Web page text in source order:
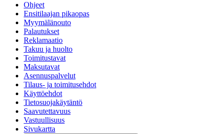
Ohjeet
Ensitilaajan pikaopas
Myymälänouto
Palautukset
Reklamaatio
Takuu ja huolto
Toimitustavat
Maksutavat
Asennuspalvelut
Tilaus- ja toimitusehdot
Käyttöehdot
Tietosuojakäytäntö
Saavutettavuus
Vastuullisuus
Sivukartta